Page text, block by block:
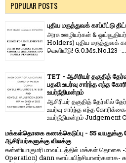
POPULAR POSTS
புதிய மருத்துவக் காப்பீட்டு
அரசு ஊழியர்கள் &
Holders) புதிய மருத்துவக்
வெளியீடு! G.O.Ms.No.123 -...
TET - ஆசிரியர் தகுதித்
பதவி உயர்வு சார்ந்த எந்த
உயர்நீதிமன்றம்
ஆசிரியர் தகுதித் தேர்வில்
உயர்வு சார்ந்த எந்த
உயர்நீதிமன்றம் Judgement
மக்கள்தொகை கணக்கெடுப்பு - 55 வயதுக்கு
ஆசிரியர்களுக்கு விலக்கு
கன்னியாகுமரி மாவட்டத்தில் மக்கள் தொகை
Operation) dann களப்பயிற்சியாளர்களாக-